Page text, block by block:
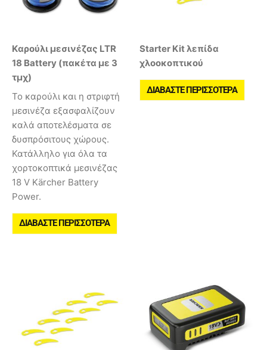
Kαρούλι μεσινέζας LTR
18 Battery (πακέτα με 3
τμχ)
Το καρούλι και η στριφτή
μεσινέζα εξασφαλίζουν
καλά αποτελέσματα σε
δυσπρόσιτους χώρους.
Κατάλληλο για όλα τα
χορτοκοπτικά μεσινέζας
18 V Kärcher Battery
Power.
ΔΙΑΒΆΣΤΕ ΠΕΡΙΣΣΌΤΕΡΑ
Starter Kit λεπίδα
χλοοκοπτικού
ΔΙΑΒΆΣΤΕ ΠΕΡΙΣΣΌΤΕΡΑ